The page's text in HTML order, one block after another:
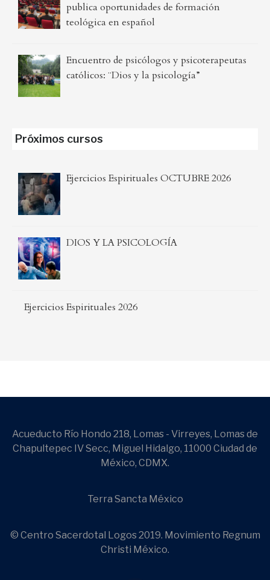
publica oportunidades de formación
teológica en español
Encuentro de psicólogos y psicoterapeutas
católicos: ¨Dios y la psicología”
Próximos cursos
Ejercicios Espirituales OCTUBRE 2026
DIOS Y LA PSICOLOGÍA
Ejercicios Espirituales 2026
Acueducto Río Hondo 218, Lomas - Virreyes, Lomas de
Chapultepec IV Secc, Miguel Hidalgo, 11000 Ciudad de
México, CDMX.
Terra Sancta México
© Centro Sacerdotal Logos 2019. Movimiento Regnum
Christi México.